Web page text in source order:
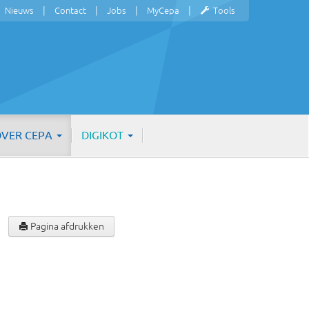
Nieuws Contact Jobs MyCepa Tools
CEPA DIGIKOT
Pagina afdrukken